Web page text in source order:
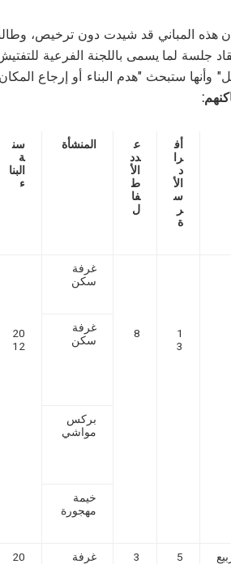
هذه المباني قد شيدت دون ترخيص،
موعداً لانعقاد جلسة لما يسمى باللجنة
ستبحث "هدم البناء أو إرجاع
أف
را
د
الأ
س
ر
ة
ع
دد
الأ
ط
فا
ل
المنشأة
سن
ة
البنا
ء
1
3
8
غرفة
سكن
20
12
غرفة
سكن
بركس
مواشي
خيمة
مهجورة
5
3
غرفة
20